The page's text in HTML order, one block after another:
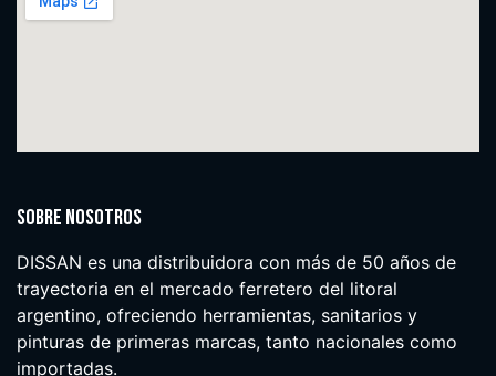
Sobre nosotros
DISSAN es una distribuidora con más de 50 años de
trayectoria en el mercado ferretero del litoral
argentino, ofreciendo herramientas, sanitarios y
pinturas de primeras marcas, tanto nacionales como
importadas.